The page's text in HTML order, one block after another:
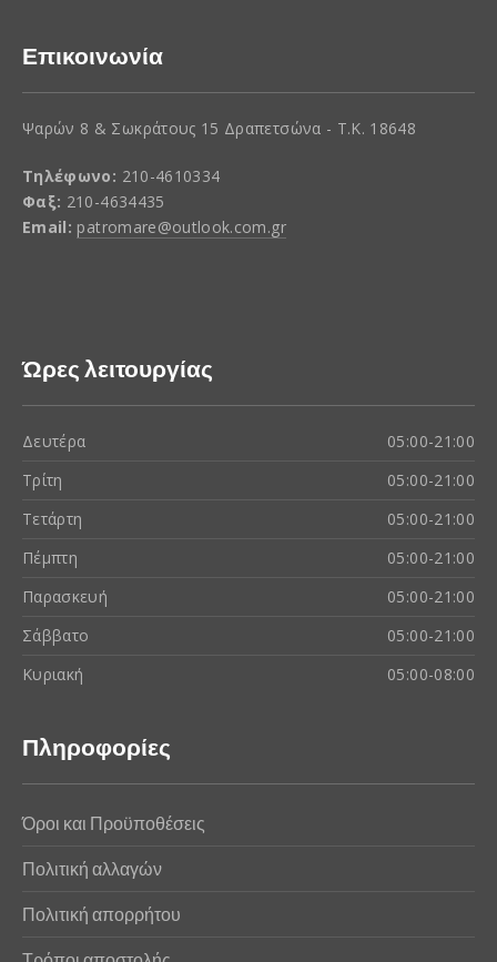
Επικοινωνία
Ψαρών 8 & Σωκράτους 15 Δραπετσώνα - Τ.Κ. 18648
Τηλέφωνο: 210-4610334
Φαξ: 210-4634435
Email: patromare@outlook.com.gr
Ώρες λειτουργίας
Δευτέρα
05:00-21:00
Τρίτη
05:00-21:00
Τετάρτη
05:00-21:00
Πέμπτη
05:00-21:00
Παρασκευή
05:00-21:00
Σάββατο
05:00-21:00
Κυριακή
05:00-08:00
Πληροφορίες
Όροι και Προϋποθέσεις
Πολιτική αλλαγών
Πολιτική απορρήτου